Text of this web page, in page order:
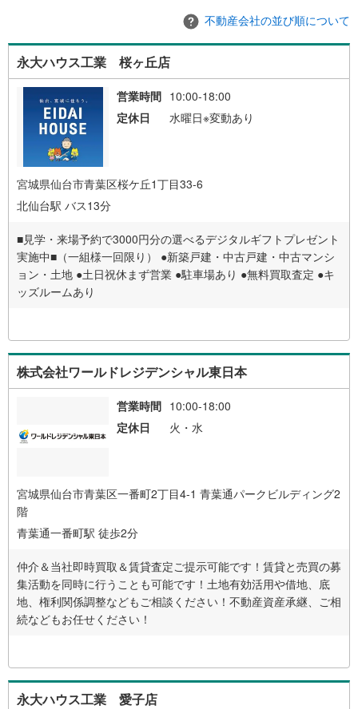
不動産会社の並び順について
永大ハウス工業 桜ヶ丘店
営業時間 10:00-18:00
定休日
水曜日※変動あり
宮城県仙台市青葉区桜ケ丘1丁目33-6
北仙台駅 バス13分
■見学・来場予約で3000円分の選べるデジタルギフトプレゼント
実施中■（一組様一回限り） ●新築戸建・中古戸建・中古マンシ
ョン・土地 ●土日祝休まず営業 ●駐車場あり ●無料買取査定 ●キ
ッズルームあり
株式会社ワールドレジデンシャル東日本
営業時間 10:00-18:00
定休日
火・水
宮城県仙台市青葉区一番町2丁目4-1 青葉通パークビルディング2
階
青葉通一番町駅 徒歩2分
仲介＆当社即時買取＆賃貸査定ご提示可能です！賃貸と売買の募
集活動を同時に行うことも可能です！土地有効活用や借地、底
地、権利関係調整などもご相談ください！不動産資産承継、ご相
続などもお任せください！
永大ハウス工業 愛子店